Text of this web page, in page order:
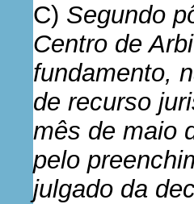
C) Segundo
Centro de
fundamento,
de recurso
mês de maio
pelo
julgado da